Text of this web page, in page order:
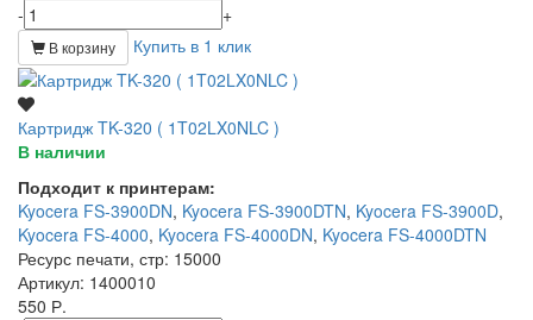
-
+
В корзину Купить в 1 клик
Картридж TK-320 ( 1T02LX0NLC )
В наличии
Подходит к принтерам:
Kyocera FS-3900DN, Kyocera FS-3900DTN, Kyocera FS-3900D,
Kyocera FS-4000, Kyocera FS-4000DN, Kyocera FS-4000DTN
Ресурс печати, стр: 15000
Артикул: 1400010
550 Р.